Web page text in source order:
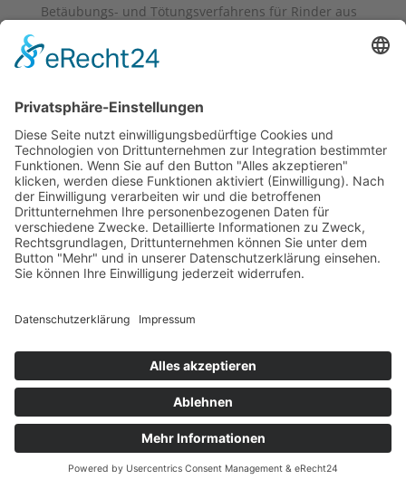
Betäubungs- und Tötungsverfahrens für Rinder aus
Innovationstage 2014. Okt 15-16, 2014, Bonn,
Deutschland, S. 134;
© 2025 bsi schwarzenbek | T +49 4151 7017
|Kontakt |Impressum | Datenschutzerklärung